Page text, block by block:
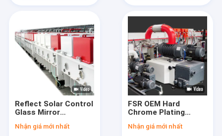
Reflect Solar Control
Glass Mirror
Coating Machine
Nhận giá mới nhất
FSR OEM Hard
Chrome Plating
sputtering For
Nhận giá mới nhất